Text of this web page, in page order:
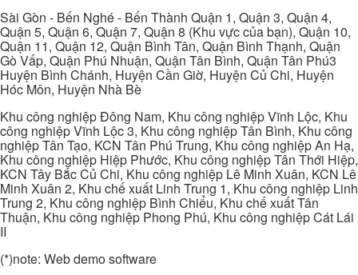
Sài Gòn - Bến Nghé - Bến Thành Quận 1, Quận 3, Quận 4,
Quận 5, Quận 6, Quận 7, Quận 8 (Khu vực của bạn), Quận 10,
Quận 11, Quận 12, Quận Bình Tân, Quận Bình Thạnh, Quận
Gò Vấp, Quận Phú Nhuận, Quận Tân Bình, Quận Tân Phú3
Huyện Bình Chánh, Huyện Cần Giờ, Huyện Củ Chi, Huyện
Hóc Môn, Huyện Nhà Bè
Khu công nghiệp Đông Nam, Khu công nghiệp Vĩnh Lộc, Khu
công nghiệp Vĩnh Lộc 3, Khu công nghiệp Tân Bình, Khu công
nghiệp Tân Tạo, KCN Tân Phú Trung, Khu công nghiệp An Hạ,
Khu công nghiệp Hiệp Phước, Khu công nghiệp Tân Thới Hiệp,
KCN Tây Bắc Củ Chi, Khu công nghiệp Lê Minh Xuân, KCN Lê
Minh Xuân 2, Khu chế xuất Linh Trung 1, Khu công nghiệp Linh
Trung 2, Khu công nghiệp Bình Chiểu, Khu chế xuất Tân
Thuận, Khu công nghiệp Phong Phú, Khu công nghiệp Cát Lái
II
(*)note: Web demo software